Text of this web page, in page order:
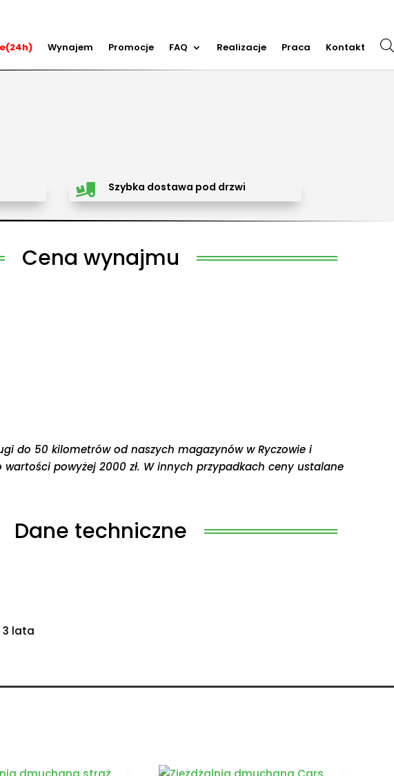
Wynajem Promocje FAQ Realizacje Praca Kontakt
hale namiotowe, wynajem dmuchańców, organizacja imprez plenerowych, piana party, popcorn, wata cukrowa, granita,
 Szybka dostawa pod drzwi
Cena wynajmu
do 50 kilometrów od naszych magazynów w Ryczowie i
powyżej 2000 zł. W innych przypadkach ceny ustalane
Dane techniczne
3 lata